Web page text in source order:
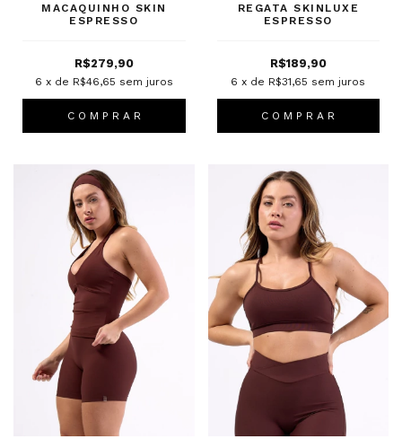
MACAQUINHO SKIN
ESPRESSO
R$279,90
6 x de R$46,65 sem juros
C O M P R A R
REGATA SKINLUXE
ESPRESSO
R$189,90
6 x de R$31,65 sem juros
C O M P R A R